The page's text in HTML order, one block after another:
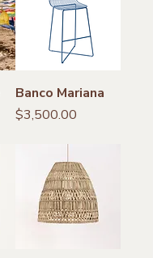
Banco Mariana
Precio
$3,500.00